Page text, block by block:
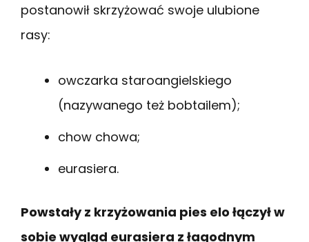
postanowił skrzyżować swoje ulubione
rasy:
owczarka staroangielskiego
(nazywanego też bobtailem);
chow chowa;
eurasiera.
Powstały z krzyżowania pies elo łączył w
sobie wygląd eurasiera z łagodnym